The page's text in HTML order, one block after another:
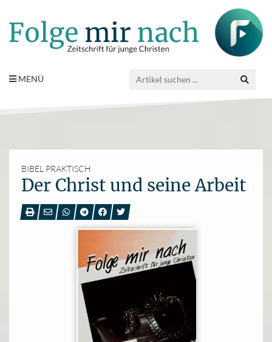
MENÜ
BIBEL PRAKTISCH
Der Christ und seine Arbeit